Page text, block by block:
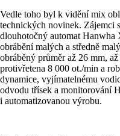
Vedle toho byl k vidění mix
technických novinek. Zájemci
dlouhotočný automat
obrábění malých a středně
obráběný průměr až 26 mm,
protivřetena 8 000 ot./min a
dynamice, vyjímatelnému
odvodu třísek a monitorování
i automatizovanou výrobu.